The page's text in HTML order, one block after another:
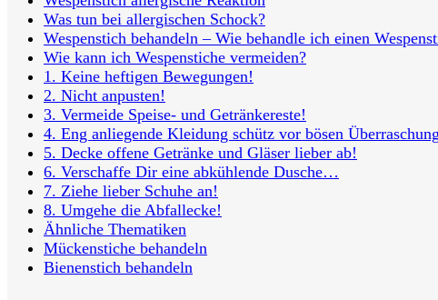
Was tun bei allergischen Schock?
Wespenstich behandeln – Wie behandle ich einen
Wie kann ich Wespenstiche vermeiden?
1. Keine heftigen Bewegungen!
2. Nicht anpusten!
3. Vermeide Speise- und Getränkereste!
4. Eng anliegende Kleidung schütz vor bösen
5. Decke offene Getränke und Gläser lieber ab!
6. Verschaffe Dir eine abkühlende Dusche…
7. Ziehe lieber Schuhe an!
8. Umgehe die Abfallecke!
Ähnliche Thematiken
Mückenstiche behandeln
Bienenstich behandeln